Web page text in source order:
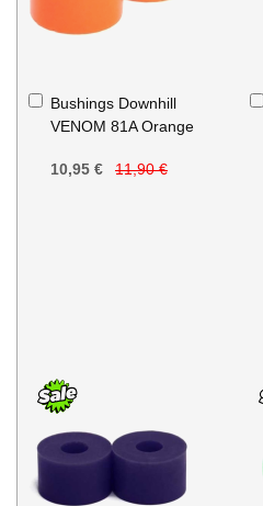
Bushings Downhill
VENOM 81A Orange
10,95 € 11,90 €
In
den
Warenkorb